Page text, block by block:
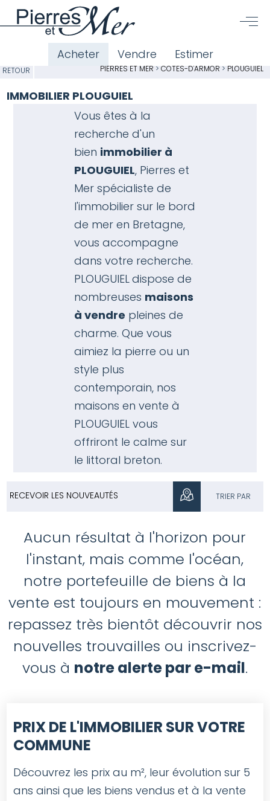
Acheter Vendre Estimer
RETOUR PIERRES ET MER > CÔTES-D'ARMOR > PLOUGUIEL
IMMOBILIER PLOUGUIEL
Vous êtes à la
recherche d'un
bien immobilier à
PLOUGUIEL, Pierres et
Mer spécialiste de
l'immobilier sur le bord
de mer en Bretagne,
vous accompagne
dans votre recherche.
PLOUGUIELdispose de
nombreuses maisons
à vendre pleines de
charme. Que vous
aimiez la pierre ou un
style plus
contemporain, nos
maisons en vente à
PLOUGUIEL vous
offriront le calme sur
le littoral breton.
TRIER PAR
RECEVOIR LES NOUVEAUTÉS
Aucun résultat à l'horizon pour
l'instant, mais comme l'océan,
notre portefeuille de biens à la
vente est toujours en mouvement :
repassez très bientôt découvrir nos
nouvelles trouvailles ou inscrivez-
vous à notre alerte par e-mail.
PRIX DE L'IMMOBILIER SUR VOTRE
COMMUNE
Découvrez les prix au m², leur évolution sur 5
ans ainsi que les biens vendus et à la vente